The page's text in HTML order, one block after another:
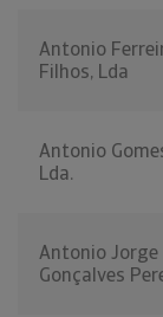
Antonio
Filhos, Lda
Antonio
Lda.
Antonio Jorge
Gonçalves